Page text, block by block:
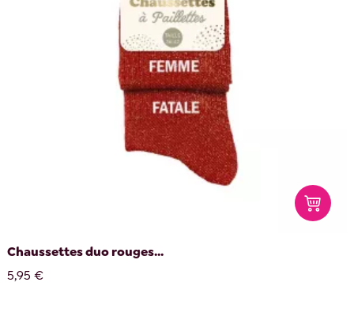
Chaussettes duo rouges...
5,95 €